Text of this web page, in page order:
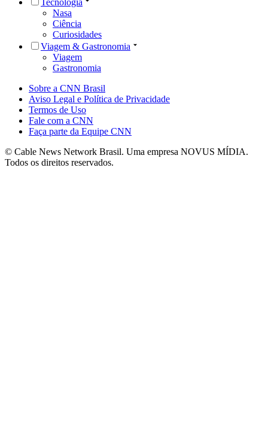
Nasa
Ciência
Curiosidades
Viagem & Gastronomia
Viagem
Gastronomia
Sobre a CNN Brasil
Aviso Legal e Política de Privacidade
Termos de Uso
Fale com a CNN
Faça parte da Equipe CNN
© Cable News Network Brasil. Uma empresa NOVUS MÍDIA.
Todos os direitos reservados.